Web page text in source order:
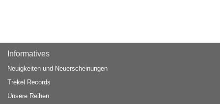
Informatives
Neuigkeiten und Neuerscheinungen
Trekel Records
Unsere Reihen